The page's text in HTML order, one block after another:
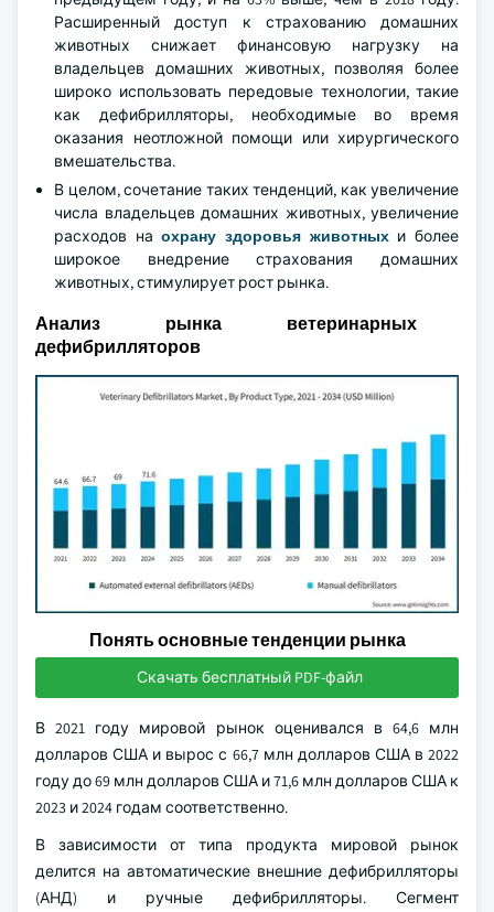
Расширенный доступ к страхованию домашних
животных снижает финансовую нагрузку на
владельцев домашних животных, позволяя более
широко использовать передовые технологии, такие
как дефибрилляторы, необходимые во время
оказания неотложной помощи или хирургического
вмешательства.
В целом, сочетание таких тенденций, как увеличение
числа владельцев домашних животных, увеличение
расходов наохрану здоровья животныхи более
широкое внедрение страхования домашних
животных, стимулирует рост рынка.
Анализ рынка ветеринарных
дефибрилляторов
Понять основные тенденции рынка
Скачать бесплатный PDF-файл
В 2021 году мировой рынок оценивался в 64,6 млн
долларов США и вырос с 66,7 млн долларов США в 2022
году до 69 млн долларов США и 71,6 млн долларов США к
2023 и 2024 годам соответственно.
В зависимости от типа продукта мировой рынок
делится на автоматические внешние дефибрилляторы
(АНД) и ручные дефибрилляторы. Сегмент